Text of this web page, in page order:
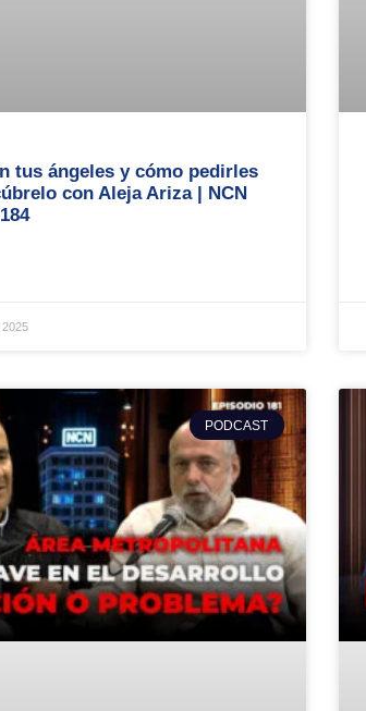
tus ángeles y cómo pedirles
con Aleja Ariza | NCN
2025
PODCAST